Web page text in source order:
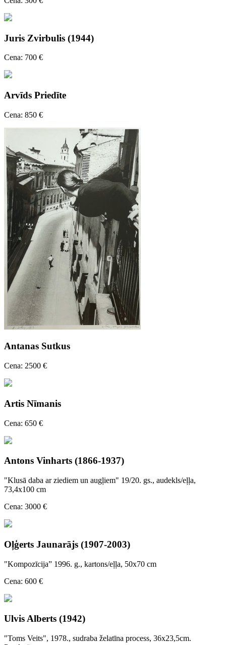
Juris Zvirbulis (1944)
Cena: 700 €
Arvīds Priedīte
Cena: 850 €
Antanas Sutkus
Cena: 2500 €
Artis Nīmanis
Cena: 650 €
Antons Vinharts (1866-1937)
"Klusā daba ar ziediem un augļiem" 19/20. gs., audekls/eļļa,
73,4x100 cm
Cena: 3000 €
Oļģerts Jaunarājs (1907-2003)
"Kompozīcija” 1996. g., kartons/eļļa, 50x70 cm
Cena: 600 €
Ulvis Alberts (1942)
"Toms Veits", 1978., sudraba želatīna process, 36x23,5cm.